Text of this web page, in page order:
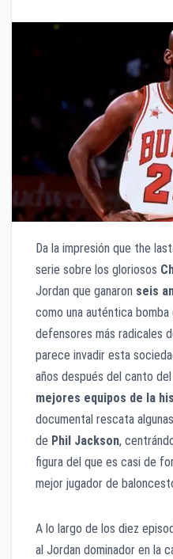
Da la impresión que the
serie sobre los gloriosos
Jordan que ganaron seis
como una auténtica
defensores más radicales
parece invadir esta
años después del canto
mejores equipos de la
documental rescata
de Phil Jackson,
figura del que es casi de
mejor jugador de
A lo largo de los diez
al Jordan dominador en la